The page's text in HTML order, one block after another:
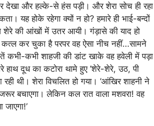
और हल्के-से हंस पड़ी। और शेरा सोच ही रहा
यह होके रहेगा क्यों न हो? हमारे ही भाई-बन्दों
शेरे की आंखों में उतर आयी। गंड़ासे की याद हो
कर चुका है परपर वह ऐसा नीच नहीं…सामने
कभी-कभी शाहजी की डांट खाके वह हवेली में पड़ा
दूध का कटोरा थामे हुए ‘शेरे-शेरे, उठ, पी
थी। शेरा विचलित हो गया। ‘आंखिर शाहनी ने
जरूर बचाएगा। लेकिन कल रात वाला मशवरा! वह